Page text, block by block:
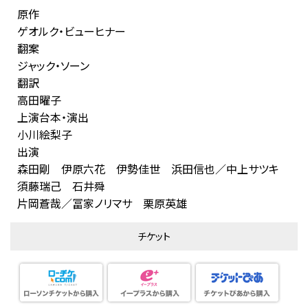
原作
ゲオルク・ビューヒナー
翻案
ジャック・ソーン
翻訳
高田曜子
上演台本・演出
小川絵梨子
出演
森田剛 伊原六花 伊勢佳世 浜田信也／中上サツキ
須藤瑞己 石井舜
片岡蒼哉／冨家ノリマサ 栗原英雄
チケット